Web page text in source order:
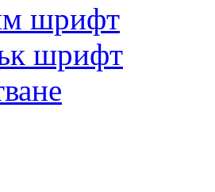
шрифт
шрифт